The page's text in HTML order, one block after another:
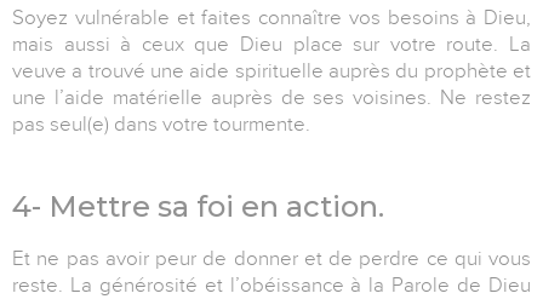
Soyez vulnérable et faites connaître vos besoins à Dieu,
mais aussi à ceux que Dieu place sur votre route. La
veuve a trouvé une aide spirituelle auprès du prophète et
une l’aide matérielle auprès de ses voisines. Ne restez
pas seul(e) dans votre tourmente.
4- Mettre sa foi en action.
Et ne pas avoir peur de donner et de perdre ce qui vous
reste. La générosité et l’obéissance à la Parole de Dieu